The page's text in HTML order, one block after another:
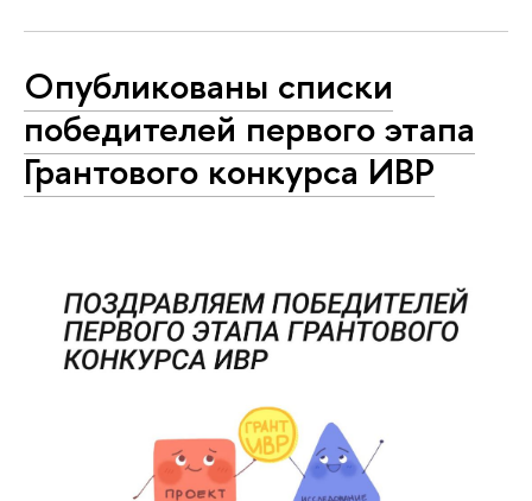
Опубликованы списки
победителей первого этапа
Грантового конкурса ИВР